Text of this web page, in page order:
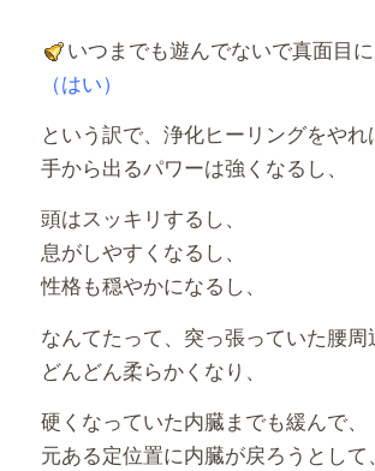
いつまでも遊んでないで真面目に
（はい）
という訳で、浄化ヒーリングをやれ
手から出るパワーは強くなるし、
頭はスッキリするし、
息がしやすくなるし、
性格も穏やかになるし、
なんてたって、突っ張っていた腰周
どんどん柔らかくなり、
硬くなっていた内臓までも緩んで、
元ある定位置に内臓が戻ろうとして、